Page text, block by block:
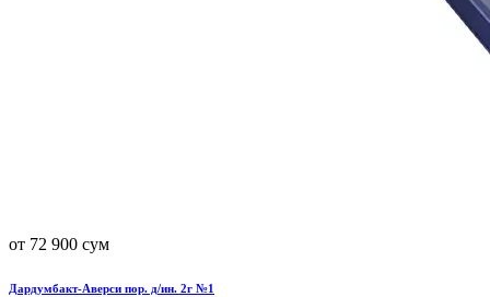
от 72 900 сум
Дардумбакт-Аверси пор. д/ин. 2г №1